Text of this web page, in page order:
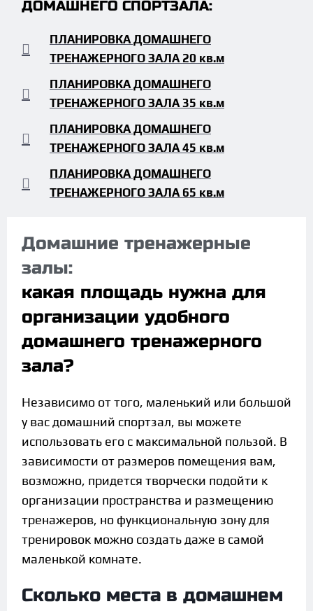
ДОМАШНЕГО СПОРТЗАЛА:
ПЛАНИРОВКА ДОМАШНЕГО
ТРЕНАЖЕРНОГО ЗАЛА 20 кв.м
ПЛАНИРОВКА ДОМАШНЕГО
ТРЕНАЖЕРНОГО ЗАЛА 35 кв.м
ПЛАНИРОВКА ДОМАШНЕГО
ТРЕНАЖЕРНОГО ЗАЛА 45 кв.м
ПЛАНИРОВКА ДОМАШНЕГО
ТРЕНАЖЕРНОГО ЗАЛА 65 кв.м
Домашние тренажерные
залы:
какая площадь нужна для
организации удобного
домашнего тренажерного
зала?
Независимо от того, маленький или большой
у вас домашний спортзал, вы можете
использовать его с максимальной пользой. В
зависимости от размеров помещения вам,
возможно, придется творчески подойти к
организации пространства и размещению
тренажеров, но функциональную зону для
тренировок можно создать даже в самой
маленькой комнате.
Сколько места в домашнем